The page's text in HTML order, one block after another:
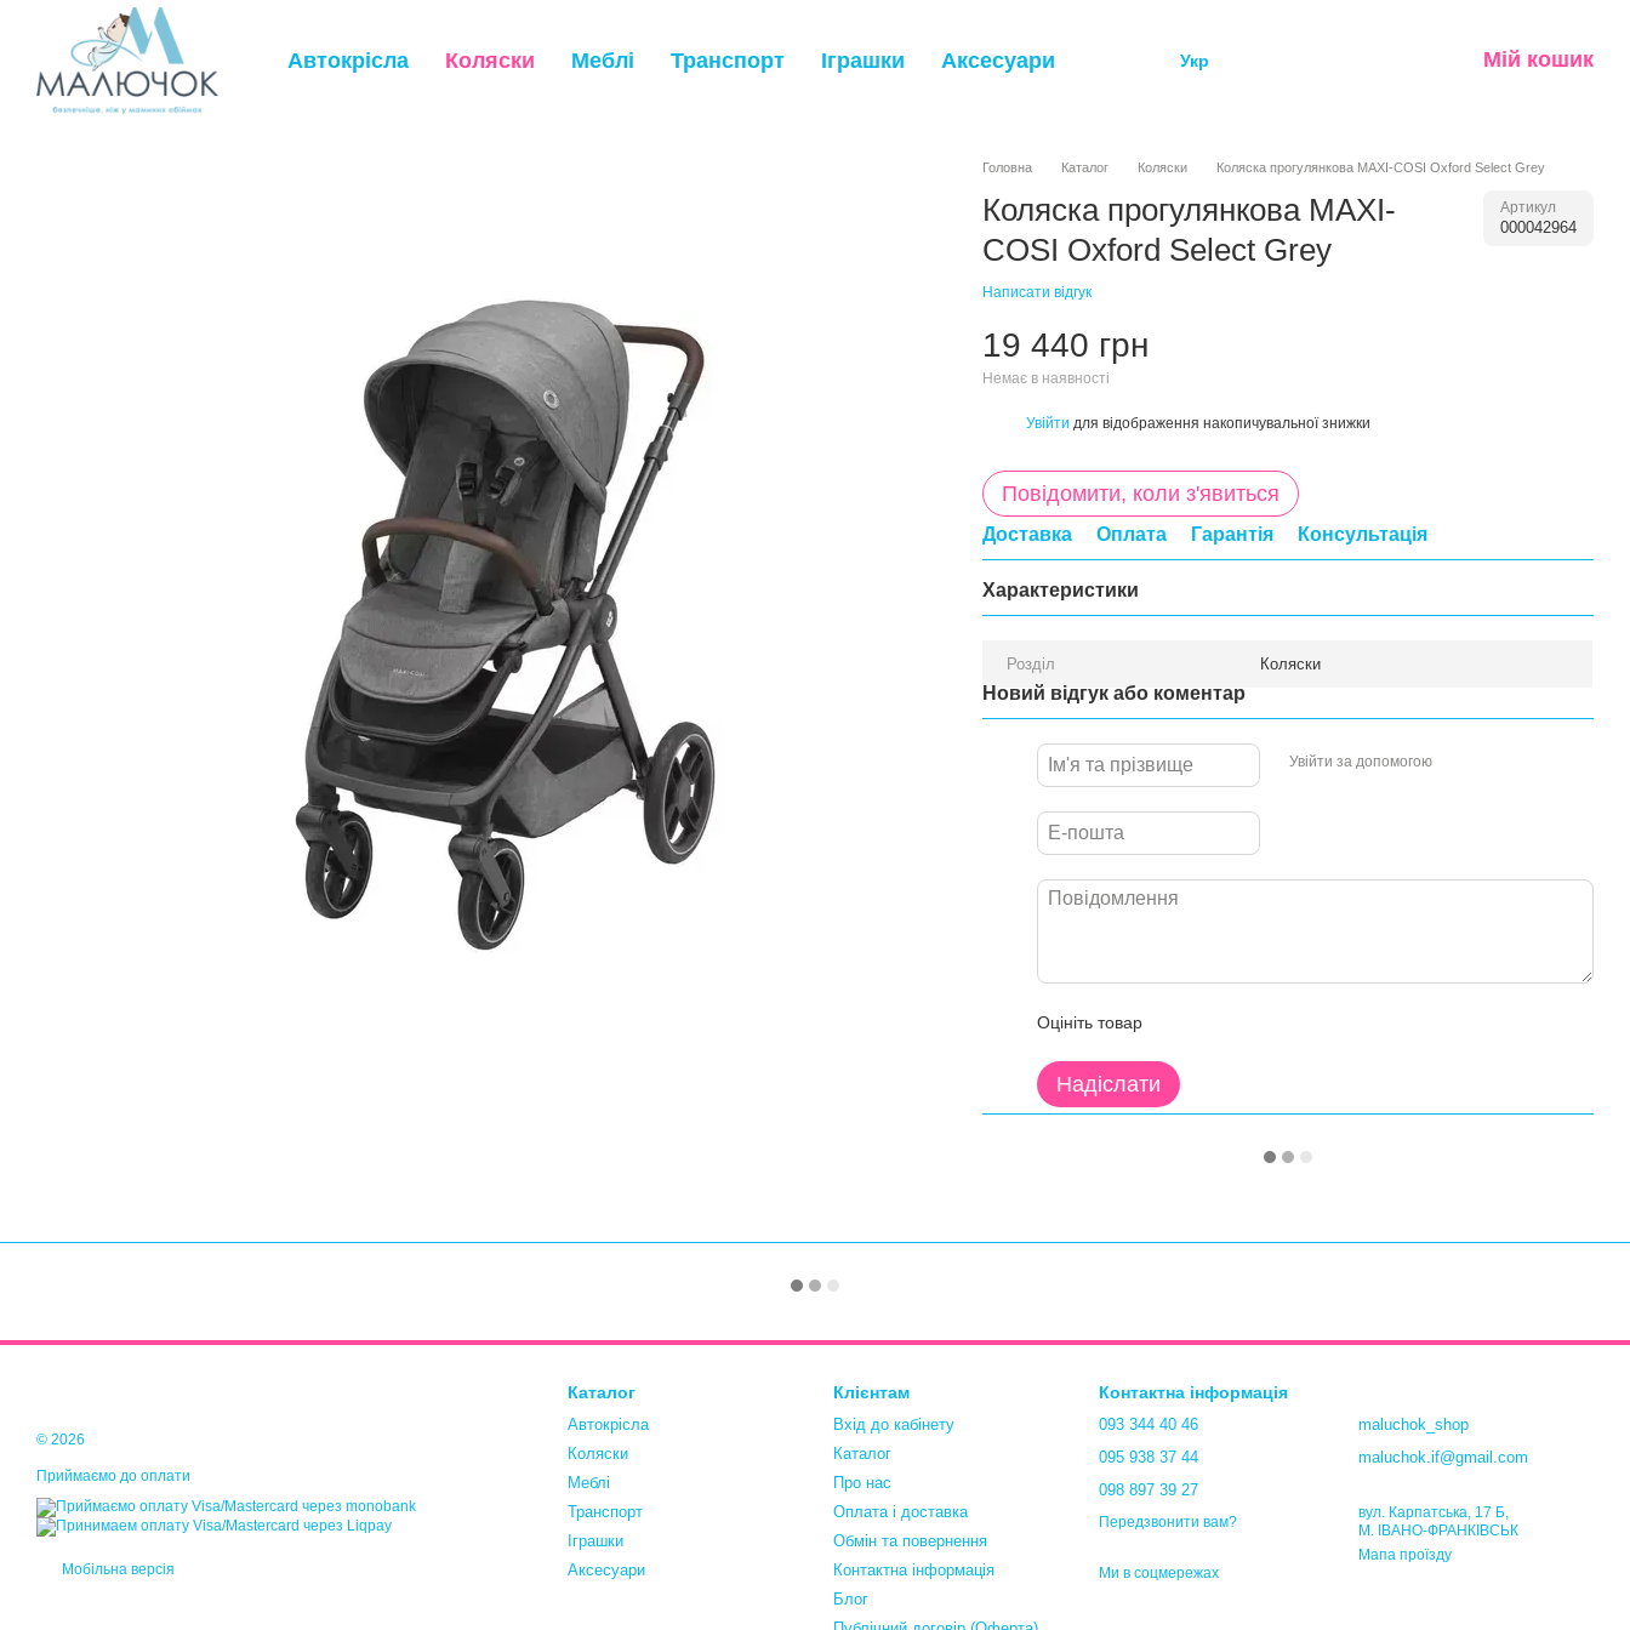
Перейти до основного контенту
Автокрісла Коляски Меблі Транспорт Іграшки Аксесуари Укр Мій кошик
Головна Каталог Коляски Коляска прогулянкова MAXI-COSI Oxford Select Grey
Коляска прогулянкова MAXI-
COSI Oxford Select Grey
Артикул
000042964
Написати відгук
19 440 грн
Немає в наявності
Увійти для відображення накопичувальної знижки
Повідомити, коли з'явиться
Доставка Оплата Гарантія Консультація
Характеристики
Розділ Коляски
Новий відгук або коментар
Увійти за допомогою
Оцініть товар
Надіслати
© 2026
Приймаємо до оплати
Мобільна версія
Каталог
Автокрісла
Коляски
Меблі
Транспорт
Іграшки
Аксесуари
Клієнтам
Вхід до кабінету
Каталог
Про нас
Оплата і доставка
Обмін та повернення
Контактна інформація
Блог
Контактна інформація
093 344 40 46
095 938 37 44
098 897 39 27
Передзвонити вам?
maluchok_shop
maluchok.if@gmail.com
вул. Карпатська, 17 Б,
М. ІВАНО-ФРАНКІВСЬК
Мапа проїзду
Ми в соцмережах